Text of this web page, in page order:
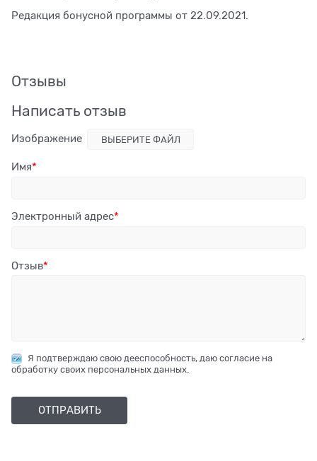
Редакция бонусной программы от 22.09.2021.
Отзывы
Написать отзыв
Изображение ВЫБЕРИТЕ ФАЙЛ
Имя
Электронный адрес
Отзыв
Я подтверждаю свою дееспособность, даю согласие на
обработку своих персональных данных.